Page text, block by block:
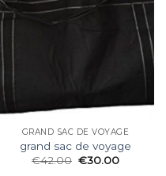
GRAND SAC DE VOYAGE
grand sac de voyage
€42.00 €30.00